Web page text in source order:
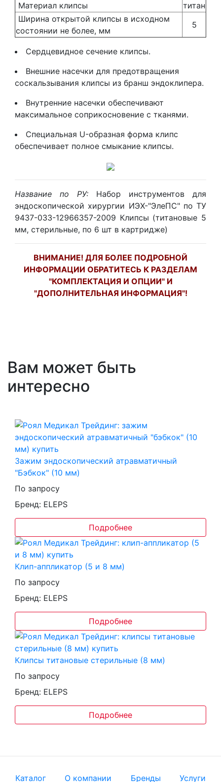
Материал клипсы
титан
Ширина открытой клипсы в исходном
состоянии не более, мм
5
Сердцевидное сечение клипсы.
Внешние насечки для предотвращения
соскальзывания клипсы из бранш эндоклипера.
Внутренние насечки обеспечивают
максимальное соприкосновение с тканями.
Специальная U-образная форма клипс
обеспечивает полное смыкание клипсы.
Название по РУ: Набор инструментов для
эндоскопической хирургии ИЭХ-"ЭлеПС" по ТУ
9437-033-12966357-2009 Клипсы (титановые 5
мм, стерильные, по 6 шт в картридже)
ВНИМАНИЕ! ДЛЯ БОЛЕЕ ПОДРОБНОЙ
ИНФОРМАЦИИ ОБРАТИТЕСЬ К РАЗДЕЛАМ
"КОМПЛЕКТАЦИЯ И ОПЦИИ" И
"ДОПОЛНИТЕЛЬНАЯ ИНФОРМАЦИЯ"!
Вам может быть
интересно
Зажим эндоскопический атравматичный
"Бэбкок" (10 мм)
По запросу
Бренд: ELEPS
Подробнее
Клип-аппликатор (5 и 8 мм)
По запросу
Бренд: ELEPS
Подробнее
Клипсы титановые стерильные (8 мм)
По запросу
Бренд: ELEPS
Подробнее
Каталог О компании Бренды Услуги